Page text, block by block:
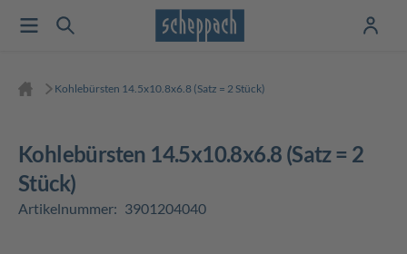
Kohlebürsten 14.5x10.8x6.8 (Satz = 2 Stück)
Kohlebürsten 14.5x10.8x6.8 (Satz = 2
Stück)
Artikelnummer: 3901204040